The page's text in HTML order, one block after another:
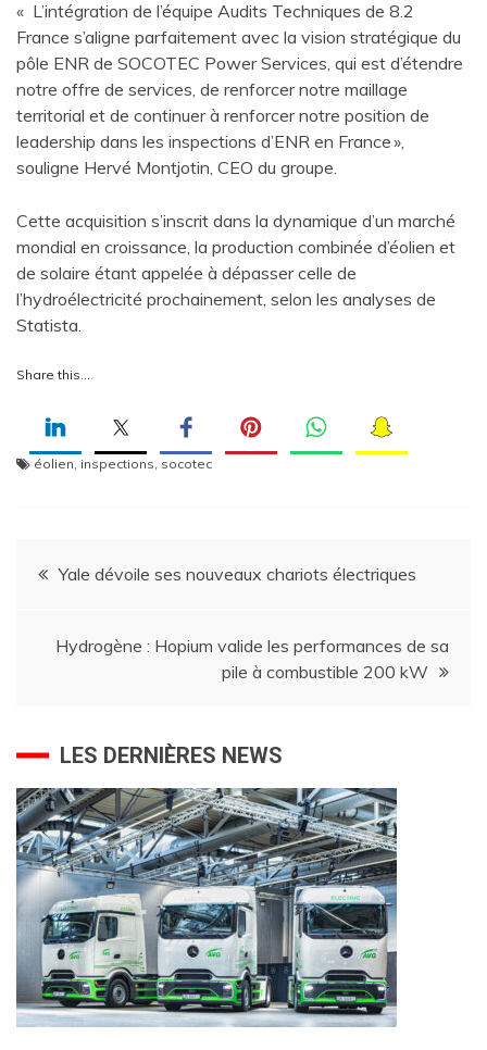
« L’intégration de l’équipe Audits Techniques de 8.2
France s’aligne parfaitement avec la vision stratégique du
pôle ENR de SOCOTEC Power Services, qui est d’étendre
notre offre de services, de renforcer notre maillage
territorial et de continuer à renforcer notre position de
leadership dans les inspections d’ENR en France »,
souligne Hervé Montjotin, CEO du groupe.
Cette acquisition s’inscrit dans la dynamique d’un marché
mondial en croissance, la production combinée d’éolien et
de solaire étant appelée à dépasser celle de
l’hydroélectricité prochainement, selon les analyses de
Statista.
Share this…
éolien, inspections, socotec
Navigation
l’article
Yale dévoile ses nouveaux chariots électriques
Hydrogène : Hopium valide les performances de sa
pile à combustible 200 kW
LES DERNIÈRES NEWS